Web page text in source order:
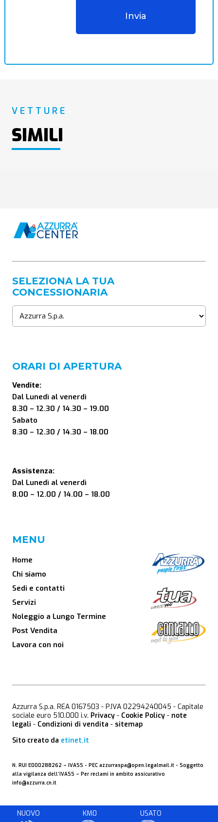
NUOVO KM0 USATO
VETTURE
SIMILI
SELEZIONA LA TUA
CONCESSIONARIA
ORARI DI APERTURA
Vendite:
Dal Lunedì al venerdì
8.30 – 12.30 / 14.30 – 19.00
Sabato
8.30 – 12.30 / 14.30 – 18.00
Assistenza:
Dal Lunedì al venerdì
8.00 – 12.00 / 14.00 – 18.00
MENU
Home
Chi siamo
Sedi e contatti
Servizi
Noleggio a Lungo Termine
Post Vendita
Lavora con noi
Azzurra S.p.a. REA 0167503 - P.IVA 02294240045 - Capitale
sociale euro 510.000 i.v. Privacy - Cookie Policy - note
legali - Condizioni di vendita - sitemap
Sito creato da etinet.it
N. RUI E000288262 – IVASS - PEC azzurraspa@open.legalmail.it - Soggetto
alla vigilanza dell’IVASS – Per reclami in ambito assicurativo
info@azzurra.cn.it